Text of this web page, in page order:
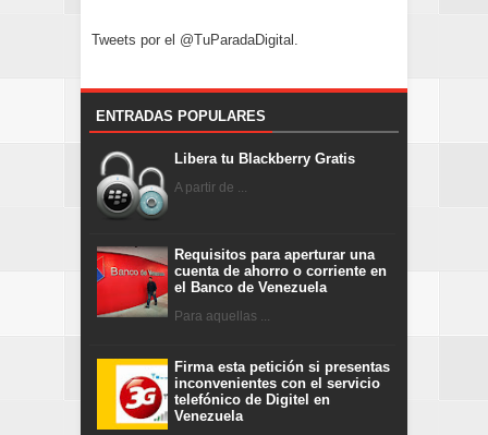
Tweets por el @TuParadaDigital.
ENTRADAS POPULARES
Libera tu Blackberry Gratis
A partir de ...
Requisitos para aperturar una
cuenta de ahorro o corriente en
el Banco de Venezuela
Para aquellas ...
Firma esta petición si presentas
inconvenientes con el servicio
telefónico de Digitel en
Venezuela